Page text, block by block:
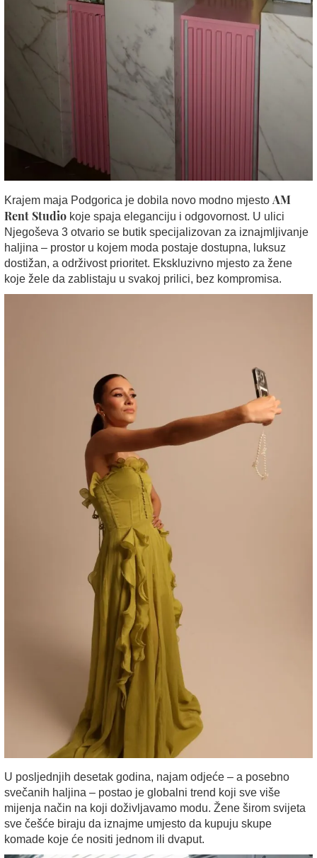
Krajem maja Podgorica je dobila novo modno mjesto AM
Rent Studio koje spaja eleganciju i odgovornost. U ulici
Njegoševa 3 otvario se butik specijalizovan za iznajmljivanje
haljina – prostor u kojem moda postaje dostupna, luksuz
dostižan, a održivost prioritet. Ekskluzivno mjesto za žene
koje žele da zablistaju u svakoj prilici, bez kompromisa.
U posljednjih desetak godina, najam odjeće – a posebno
svečanih haljina – postao je globalni trend koji sve više
mijenja način na koji doživljavamo modu. Žene širom svijeta
sve češće biraju da iznajme umjesto da kupuju skupe
komade koje će nositi jednom ili dvaput.